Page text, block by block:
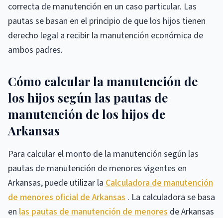
correcta de manutención en un caso particular. Las
pautas se basan en el principio de que los hijos tienen
derecho legal a recibir la manutención económica de
ambos padres.
Cómo calcular la manutención de
los hijos según las pautas de
manutención de los hijos de
Arkansas
Para calcular el monto de la manutención según las
pautas de manutención de menores vigentes en
Arkansas, puede utilizar la Calculadora de manutención
de menores oficial de Arkansas . La calculadora se basa
en las pautas de manutención de menores de Arkansas